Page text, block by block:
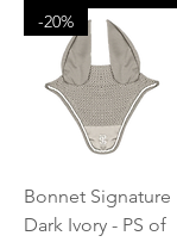
-20%
Bonnet Signature
Dark Ivory - PS of